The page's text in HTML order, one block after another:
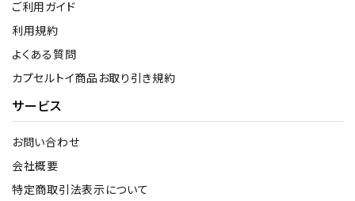
ご利用ガイド
利用規約
よくある質問
カプセルトイ商品お取り引き規約
サービス
お問い合わせ
会社概要
特定商取引法表示について